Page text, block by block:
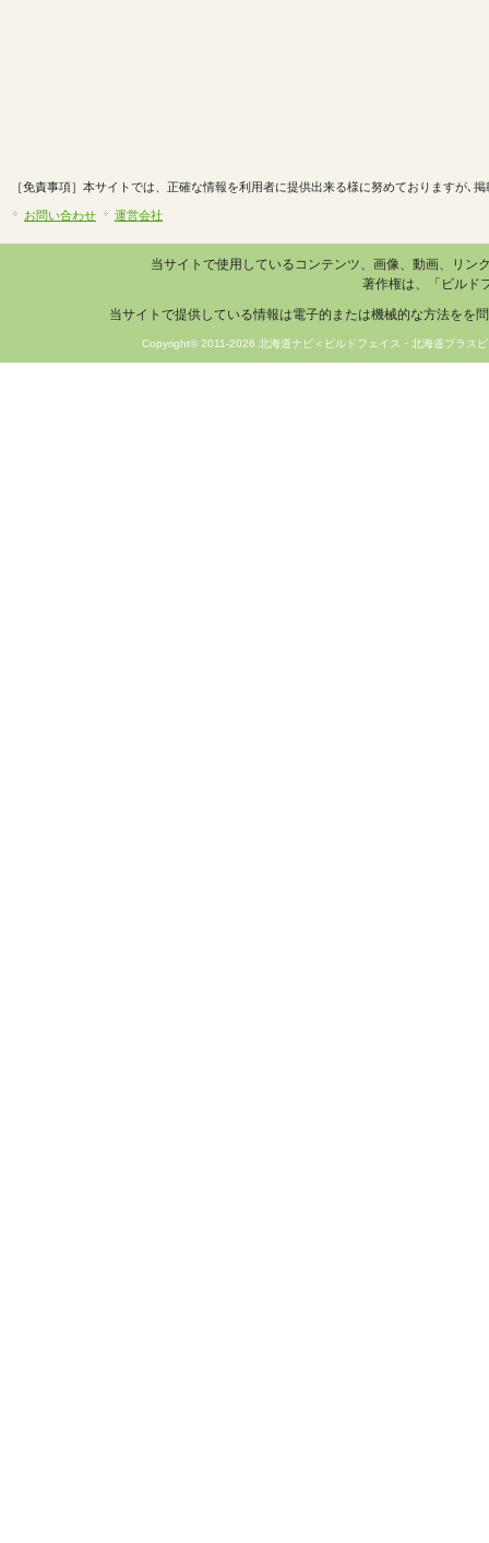
［免責事項］本サイトでは、正確な情報を利用者に提供出来る様に努めておりますが､
お問い合わせ 運営会社
当サイトで使用しているコンテンツ、画像、動画、リ
著作権は、「ビルド
当サイトで提供している情報は電子的または機械的な方法をを
Copyright© 2011-2026 北海道ナビ＜ビルドフェイス・北海道プラ